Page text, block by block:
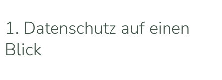
1. Datenschutz auf einen
Blick